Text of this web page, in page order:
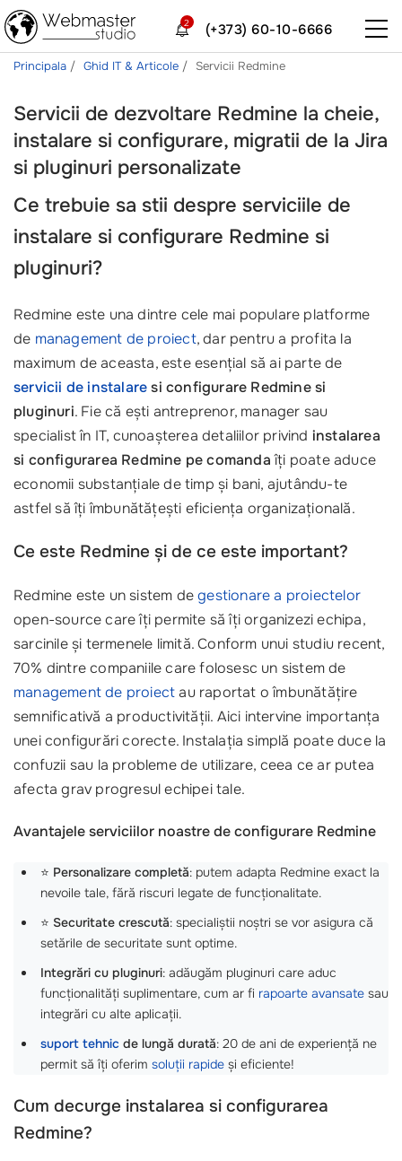
(+373) 60-10-6666
2
Principala Ghid IT & Articole Servicii Redmine
Servicii de dezvoltare Redmine la cheie,
instalare si configurare, migratii de la Jira
si pluginuri personalizate
Ce trebuie sa stii despre serviciile de
instalare si configurare Redmine si
pluginuri?
Redmine este una dintre cele mai populare platforme
de management de proiect, dar pentru a profita la
maximum de aceasta, este esențial să ai parte de
servicii de instalaresi configurare Redmine si
pluginuri. Fie că ești antreprenor, manager sau
specialist în IT, cunoașterea detaliilor privind instalarea
si configurarea Redmine pe comandaîți poate aduce
economii substanțiale de timp și bani, ajutându-te
astfel să îți îmbunătățești eficiența organizațională.
Ce este Redmine și de ce este important?
Redmine este un sistem degestionare a proiectelor
open-source care îți permite să îți organizezi echipa,
sarcinile și termenele limită. Conform unui studiu recent,
70% dintre companiile care folosesc un sistem de
management de proiectau raportat o îmbunătățire
semnificativă a productivității. Aici intervine importanța
unei configurări corecte. Instalația simplă poate duce la
confuzii sau la probleme de utilizare, ceea ce ar putea
afecta grav progresul echipei tale.
Avantajele serviciilor noastre de configurare Redmine
⭐ Personalizare completă: putem adapta Redmine exact la
nevoile tale, fără riscuri legate de funcționalitate.
⭐ Securitate crescută: specialiștii noștri se vor asigura că
setările de securitate sunt optime.
Integrări cu pluginuri: adăugăm pluginuri care aduc
funcționalități suplimentare, cum ar fi rapoarte avansate sau
integrări cu alte aplicații.
suport tehnic de lungă durată: 20 de ani de experiență ne
permit să îți oferim soluții rapide și eficiente!
Cum decurge instalarea si configurarea
Redmine?